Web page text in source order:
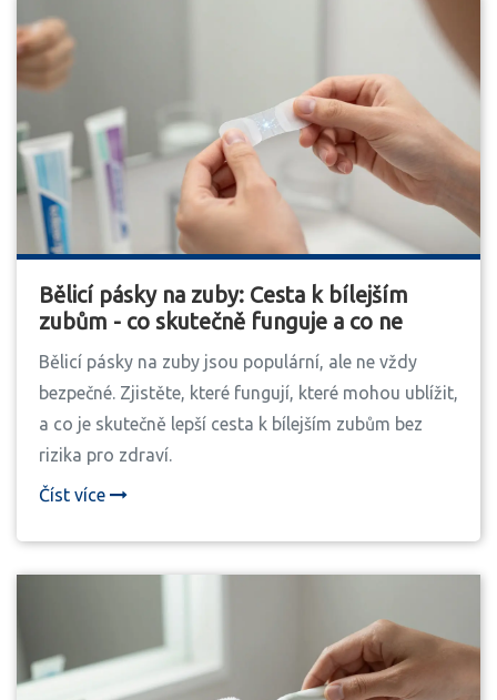
Bělicí pásky na zuby: Cesta k bílejším
zubům - co skutečně funguje a co ne
Bělicí pásky na zuby jsou populární, ale ne vždy
bezpečné. Zjistěte, které fungují, které mohou ublížit,
a co je skutečně lepší cesta k bílejším zubům bez
rizika pro zdraví.
Číst více